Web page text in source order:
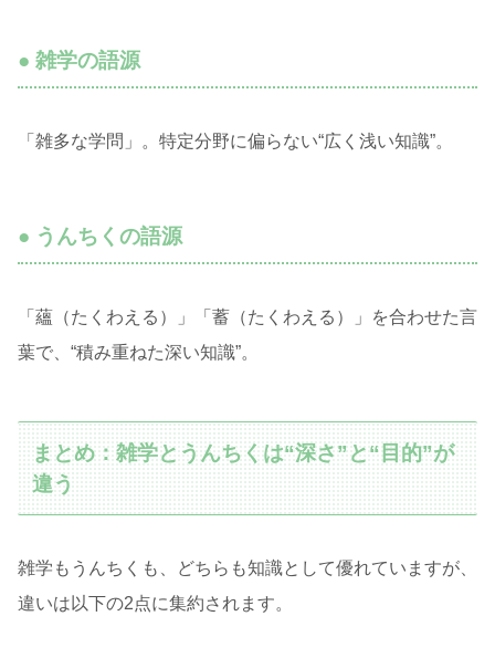
● 雑学の語源
「雑多な学問」。特定分野に偏らない“広く浅い知識”。
● うんちくの語源
「蘊（たくわえる）」「蓄（たくわえる）」を合わせた言
葉で、“積み重ねた深い知識”。
まとめ：雑学とうんちくは“深さ”と“目的”が
違う
雑学もうんちくも、どちらも知識として優れていますが、
違いは以下の2点に集約されます。